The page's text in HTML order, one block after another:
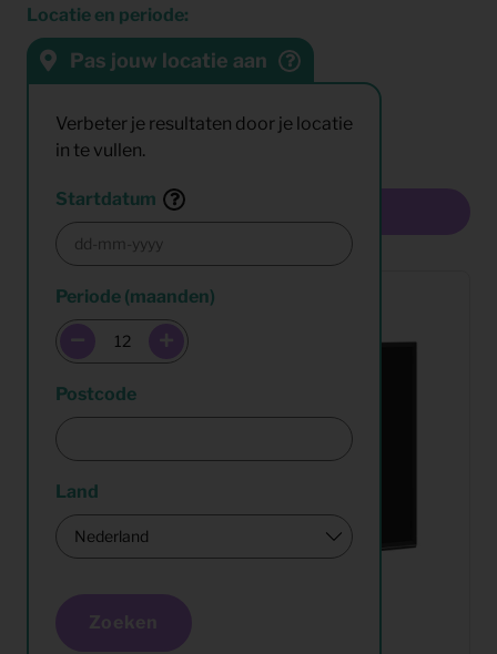
Locatie en periode:
Pas jouw locatie aan
Verbeter je resultaten door je locatie
in te vullen.
Startdatum
Periode (maanden)
Postcode
Land
Zoeken